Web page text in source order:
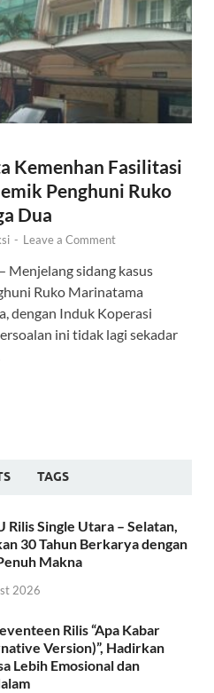
Kemenhan Fasilitasi
Penghuni Ruko
Dua
- Leave a Comment
Menjelang sidang kasus
Ruko Marinatama
dengan Induk Koperasi
ini tidak lagi sekadar
TAGS
Rilis Single Utara – Selatan,
30 Tahun Berkarya dengan
Makna
2026
Rilis “Apa Kabar
Version)”, Hadirkan
Lebih Emosional dan